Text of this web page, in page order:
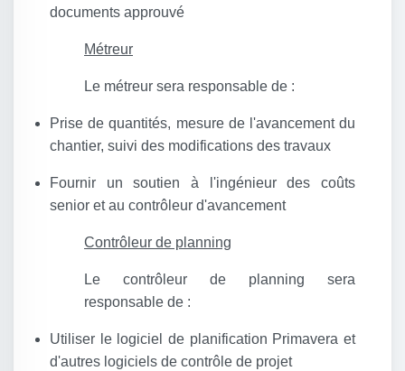
documents approuvé
Métreur
Le métreur sera responsable de :
Prise de quantités, mesure de l'avancement du
chantier, suivi des modifications des travaux
Fournir un soutien à l'ingénieur des coûts
senior et au contrôleur d'avancement
Contrôleur de planning
Le contrôleur de planning sera
responsable de :
Utiliser le logiciel de planification Primavera et
d'autres logiciels de contrôle de projet